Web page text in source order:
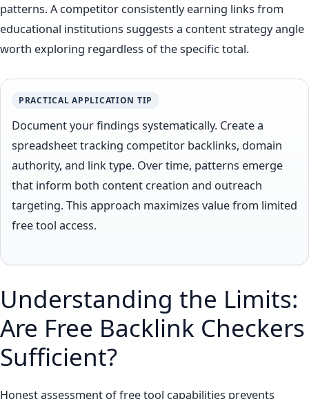
patterns. A competitor consistently earning links from
educational institutions suggests a content strategy angle
worth exploring regardless of the specific total.
PRACTICAL APPLICATION TIP
Document your findings systematically. Create a
spreadsheet tracking competitor backlinks, domain
authority, and link type. Over time, patterns emerge
that inform both content creation and outreach
targeting. This approach maximizes value from limited
free tool access.
Understanding the Limits:
Are Free Backlink Checkers
Sufficient?
Honest assessment of free tool capabilities prevents